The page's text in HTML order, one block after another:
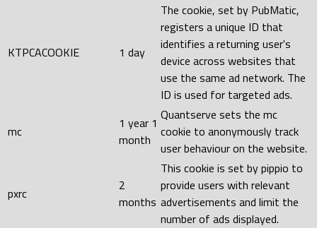
KTPCACOOKIE 1 day
The cookie, set by PubMatic,
registers a unique ID that
identifies a returning user's
device across websites that
use the same ad network. The
ID is used for targeted ads.
mc
1 year 1
month
Quantserve sets the mc
cookie to anonymously track
user behaviour on the website.
pxrc
2
months
This cookie is set by pippio to
provide users with relevant
advertisements and limit the
number of ads displayed.